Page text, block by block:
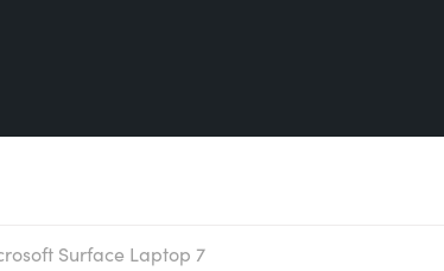
Surface Laptop 7